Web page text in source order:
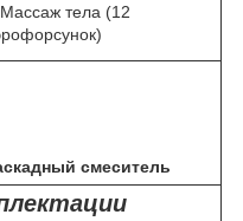
Массаж тела (12
смеситель